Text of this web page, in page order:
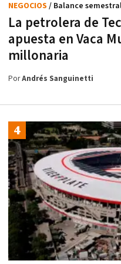
La petrolera de
apuesta en Vaca
millonaria
NEGOCIOS / Balance
PorAndrés Sanguinetti